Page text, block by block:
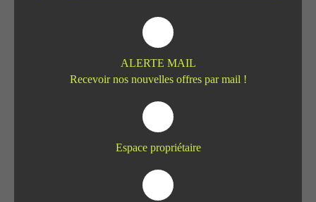
ALERTE MAIL
Recevoir nos nouvelles offres par mail !
Espace propriétaire